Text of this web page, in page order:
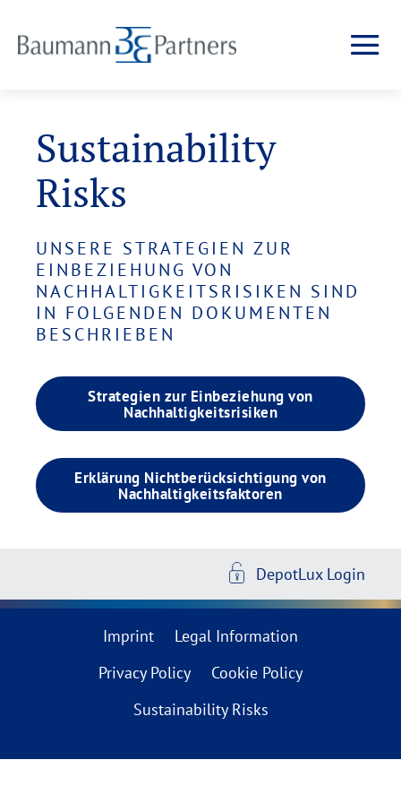
Sustainability
Risks
UNSERE STRATEGIEN ZUR
EINBEZIEHUNG VON
NACHHALTIGKEITSRISIKEN SIND
IN FOLGENDEN DOKUMENTEN
BESCHRIEBEN
Strategien zur Einbeziehung von
Nachhaltigkeitsrisiken
Erklärung Nichtberücksichtigung von
Nachhaltigkeitsfaktoren
DepotLux Login
Imprint
Legal Information
Privacy Policy
Cookie Policy
Sustainability Risks